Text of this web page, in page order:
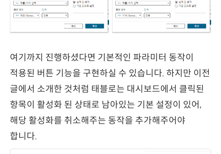
여기까지 진행하셨다면 기본적인 파라미터 동작이
적용된 버튼 기능을 구현하실 수 있습니다. 하지만 이전
글에서 소개한 것처럼 태블로는 대시보드에서 클릭된
항목이 활성화 된 상태로 남아있는 기본 설정이 있어,
해당 활성화를 취소해주는 동작을 추가해주어야
합니다.